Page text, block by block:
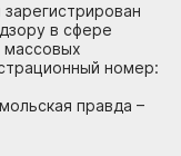
в сфере
массовых
номер:
правда –